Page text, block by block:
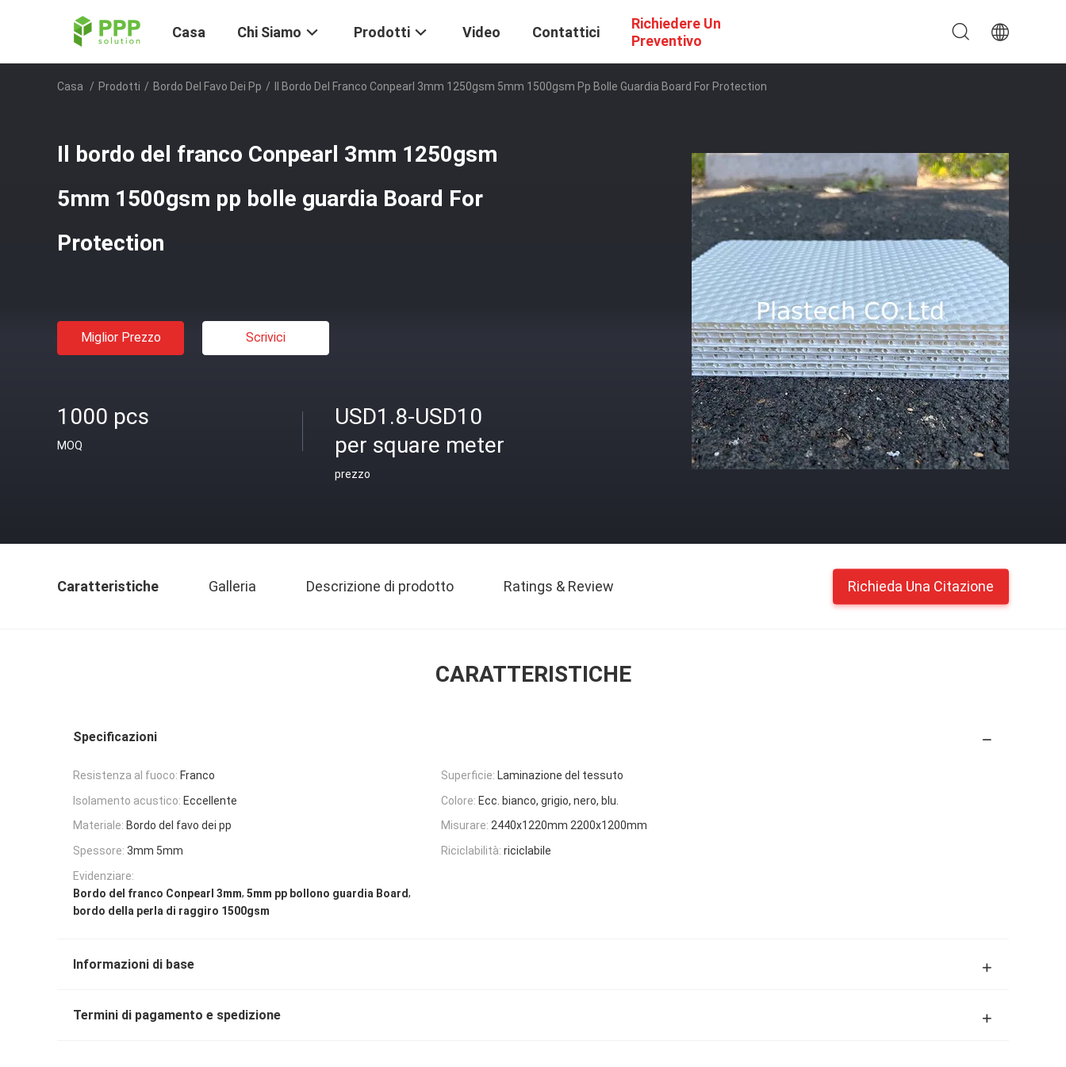
Casa Chi Siamo Prodotti Video Contattici
Richiedere Un
Preventivo
Casa / Prodotti / Bordo Del Favo Dei Pp / Il Bordo Del Franco Conpearl 3mm 1250gsm 5mm 1500gsm Pp Bolle Guardia Board For Protection
Il bordo del franco Conpearl 3mm 1250gsm
5mm 1500gsm pp bolle guardia Board For
Protection
Miglior Prezzo Scrivici
1000 pcs
MOQ
USD1.8-USD10
per square meter
prezzo
Caratteristiche Galleria Descrizione di prodotto Ratings & Review Richieda Una Citazione
CARATTERISTICHE
Specificazioni
Resistenza al fuoco: Franco Superficie: Laminazione del tessuto
Isolamento acustico: Eccellente Colore: Ecc. bianco, grigio, nero, blu.
Materiale: Bordo del favo dei pp Misurare: 2440x1220mm 2200x1200mm
Spessore: 3mm 5mm Riciclabilità: riciclabile
Evidenziare:
Bordo del franco Conpearl 3mm, 5mm pp bollono guardia Board,
bordo della perla di raggiro 1500gsm
Informazioni di base
Termini di pagamento e spedizione